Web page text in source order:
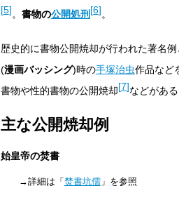
[5]。 書物の公開処刑[6]。
歴史的に書物公開焼却が行われた著名例
(漫画バッシング)時の手塚治虫作品など
書物や性的書物の公開焼却[7]などがある
主な公開焼却例
始皇帝の焚書
→詳細は「 焚書坑儒」を参照